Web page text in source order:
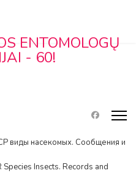
ENTOMOLOGŲ
- 60!
виды насекомых. Сообщения и
Insects. Records and